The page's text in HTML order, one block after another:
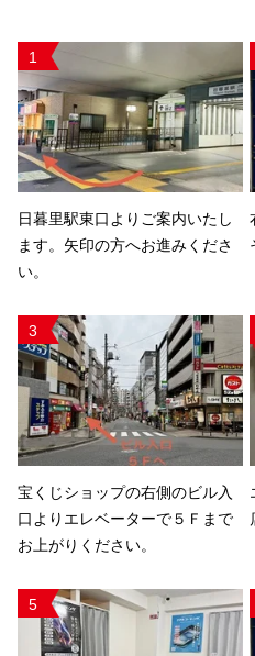
1
日暮里駅東口よりご案内いたし
ます。矢印の方へお進みくださ
い。
3
宝くじショップの右側のビル入
口よりエレベーターで５Ｆまで
お上がりください。
5